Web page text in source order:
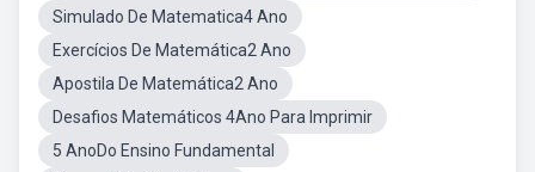
Simulado De Matematica4 Ano
Exercícios De Matemática2 Ano
Apostila De Matemática2 Ano
Desafios Matemáticos 4Ano Para Imprimir
5 AnoDo Ensino Fundamental